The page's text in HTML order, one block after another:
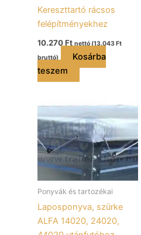
Kereszttartó rácsos
felépítményekhez
10.270Ft nettó (13.043Ft
bruttó)
Kosárba
teszem
Ponyvák és tartozékai
Laposponyva, szürke
ALFA 14020, 24020,